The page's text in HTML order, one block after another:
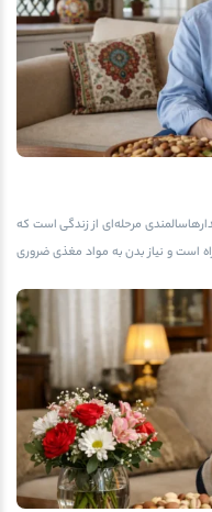
ای ممتازند.تاریخچه کوتاه شکلات
مسیر از دانه کاکائو تا تکه ای طلایی
تمدن های باستانی آمریکای جنوبی، به
مرحله‌ای از زندگی است که
است و نیاز بدن به مواد مغذی ضروری
مغذی و خوشمزه که می‌تواند
هستند.آجیل‌ها غنی از پروتئین،
و تحقیقات علمی نشان داده‌اند
قلب، بهبود عملکرد گوارش و
اغلب با مشکلاتی مانند کاهش تراکم
مشکلات گوارشی مواجه هستند، آجیل
و خانواده‌های آن‌ها، دسترسی